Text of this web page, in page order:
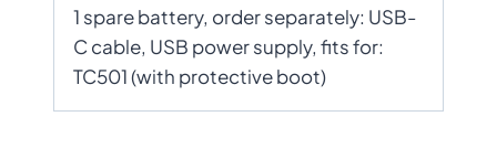
1 spare battery, order separately: USB-
C cable, USB power supply, fits for:
TC501 (with protective boot)